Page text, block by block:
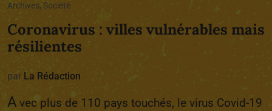
Archives, Société
Coronavirus : villes vulnérables mais
résilientes
par La Rédaction
A vec plus de 110 pays touchés, le virus Covid-19